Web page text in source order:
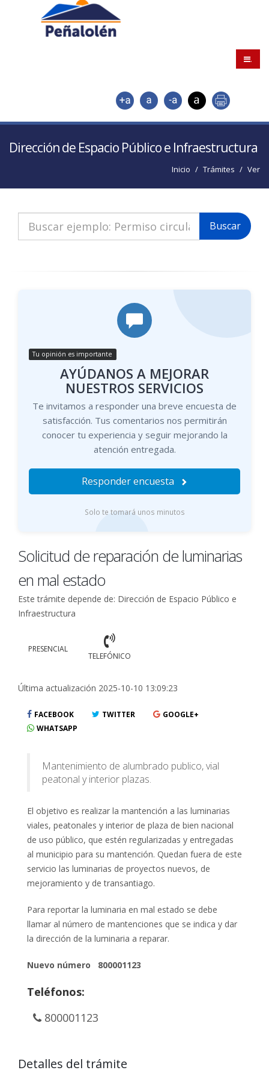
.
Dirección de Espacio Público e Infraestructura
Inicio Trámites Ver
Buscar
Tu opinión es importante
AYÚDANOS A MEJORAR
NUESTROS SERVICIOS
Te invitamos a responder una breve encuesta de
satisfacción. Tus comentarios nos permitirán
conocer tu experiencia y seguir mejorando la
atención entregada.
Responder encuesta
Solo te tomará unos minutos
Solicitud de reparación de luminarias
en mal estado
Este trámite depende de: Dirección de Espacio Público e
Infraestructura
PRESENCIAL
TELEFÓNICO
Última actualización 2025-10-10 13:09:23
FACEBOOK TWITTER
GOOGLE+
WHATSAPP
Mantenimiento de alumbrado publico, vial
peatonal y interior plazas.
El objetivo es realizar la mantención a las luminarias
viales, peatonales y interior de plaza de bien nacional
de uso público, que estén regularizadas y entregadas
al municipio para su mantención. Quedan fuera de este
servicio las luminarias de proyectos nuevos, de
mejoramiento y de transantiago.
Para reportar la luminaria en mal estado se debe
llamar al número de mantenciones que se indica y dar
la dirección de la luminaria a reparar.
Nuevo número 800001123
Teléfonos:
800001123
Detalles del trámite